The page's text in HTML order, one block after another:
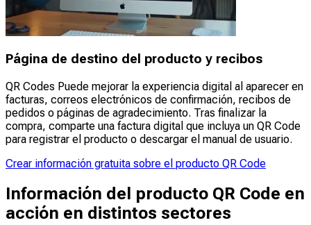
Página de destino del producto y recibos
QR Codes Puede mejorar la experiencia digital al aparecer en
facturas, correos electrónicos de confirmación, recibos de
pedidos o páginas de agradecimiento. Tras finalizar la
compra, comparte una factura digital que incluya un QR Code
para registrar el producto o descargar el manual de usuario.
Crear información gratuita sobre el producto QR Code
Información del producto QR Code en
acción en distintos sectores